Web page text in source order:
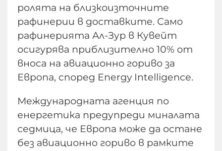
ролята на близкоизточните
рафинерии в доставките. Само
рафинерията Ал-Зур в Кувейт
осигурява приблизително 10% от
вноса на авиационно гориво за
Европа, според Energy Intelligence.
Международната агенция по
енергетика предупреди миналата
седмица, че Европа може да остане
без авиационно гориво в рамките